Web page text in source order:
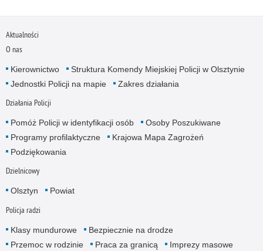
Aktualności
O nas
Kierownictwo
Struktura Komendy Miejskiej Policji w Olsztynie
Jednostki Policji na mapie
Zakres działania
Działania Policji
Pomóż Policji w identyfikacji osób
Osoby Poszukiwane
Programy profilaktyczne
Krajowa Mapa Zagrożeń
Podziękowania
Dzielnicowy
Olsztyn Powiat
Policja radzi
Klasy mundurowe
Bezpiecznie na drodze
Przemoc w rodzinie
Praca za granicą
Imprezy masowe